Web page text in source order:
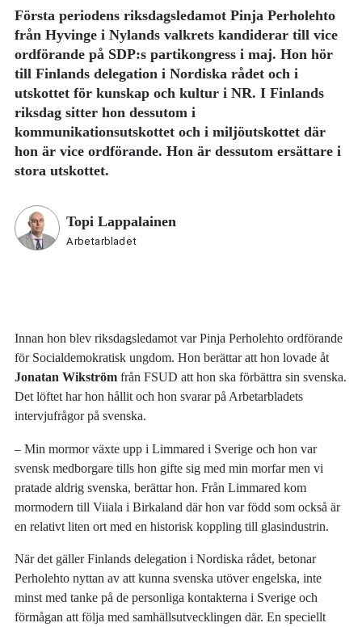
Första periodens riksdagsledamot Pinja Perholehto
från Hyvinge i Nylands valkrets kandiderar till vice
ordförande på SDP:s partikongress i maj. Hon hör
till Finlands delegation i Nordiska rådet och i
utskottet för kunskap och kultur i NR. I Finlands
riksdag sitter hon dessutom i
kommunikationsutskottet och i miljöutskottet där
hon är vice ordförande. Hon är dessutom ersättare i
stora utskottet.
Topi Lappalainen
Arbetarbladet
Innan hon blev riksdagsledamot var Pinja Perholehto ordförande
för Socialdemokratisk ungdom. Hon berättar att hon lovade åt
Jonatan Wikström från FSUD att hon ska förbättra sin svenska.
Det löftet har hon hållit och hon svarar på Arbetarbladets
intervjufrågor på svenska.
– Min mormor växte upp i Limmared i Sverige och hon var
svensk medborgare tills hon gifte sig med min morfar men vi
pratade aldrig svenska, berättar hon. Från Limmared kom
mormodern till Viiala i Birkaland där hon var född som också är
en relativt liten ort med en historisk koppling till glasindustrin.
När det gäller Finlands delegation i Nordiska rådet, betonar
Perholehto nyttan av att kunna svenska utöver engelska, inte
minst med tanke på de personliga kontakterna i Sverige och
förmågan att följa med samhällsutvecklingen där. En speciellt